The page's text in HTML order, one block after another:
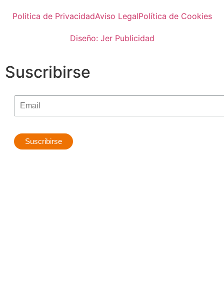
Politica de PrivacidadAviso LegalPolítica de Cookies
Diseño: Jer Publicidad
Suscribirse